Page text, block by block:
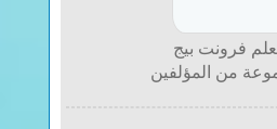
فرونت بيج
من المؤلفين